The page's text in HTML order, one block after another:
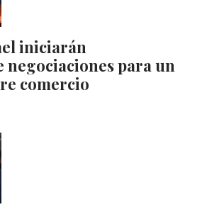
iniciarán
para un
comercio